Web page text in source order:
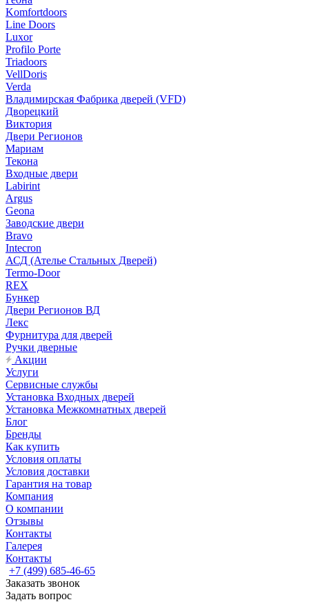
Komfortdoors
Line Doors
Luxor
Profilo Porte
Triadoors
VellDoris
Verda
Владимирская Фабрика дверей (VFD)
Дворецкий
Виктория
Двери Регионов
Мариам
Текона
Входные двери
Labirint
Argus
Geona
Заводские двери
Bravo
Intecron
АСД (Ателье Стальных Дверей)
Termo-Door
REX
Бункер
Двери Регионов ВД
Лекс
Фурнитура для дверей
Ручки дверные
Акции
Услуги
Сервисные службы
Установка Входных дверей
Установка Межкомнатных дверей
Блог
Бренды
Как купить
Условия оплаты
Условия доставки
Гарантия на товар
Компания
О компании
Отзывы
Контакты
Галерея
Контакты
+7 (499) 685-46-65
Заказать звонок
Задать вопрос